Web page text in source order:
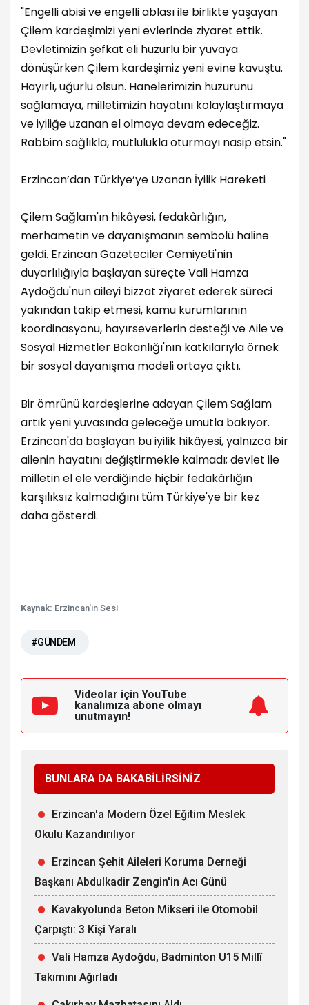
"Engelli abisi ve engelli ablası ile birlikte yaşayan
Çilem kardeşimizi yeni evlerinde ziyaret ettik.
Devletimizin şefkat eli huzurlu bir yuvaya
dönüşürken Çilem kardeşimiz yeni evine kavuştu.
Hayırlı, uğurlu olsun. Hanelerimizin huzurunu
sağlamaya, milletimizin hayatını kolaylaştırmaya
ve iyiliğe uzanan el olmaya devam edeceğiz.
Rabbim sağlıkla, mutlulukla oturmayı nasip etsin."
Erzincan’dan Türkiye’ye Uzanan İyilik Hareketi
Çilem Sağlam'ın hikâyesi, fedakârlığın,
merhametin ve dayanışmanın sembolü haline
geldi. Erzincan Gazeteciler Cemiyeti'nin
duyarlılığıyla başlayan süreçte Vali Hamza
Aydoğdu'nun aileyi bizzat ziyaret ederek süreci
yakından takip etmesi, kamu kurumlarının
koordinasyonu, hayırseverlerin desteği ve Aile ve
Sosyal Hizmetler Bakanlığı'nın katkılarıyla örnek
bir sosyal dayanışma modeli ortaya çıktı.
Bir ömrünü kardeşlerine adayan Çilem Sağlam
artık yeni yuvasında geleceğe umutla bakıyor.
Erzincan'da başlayan bu iyilik hikâyesi, yalnızca bir
ailenin hayatını değiştirmekle kalmadı; devlet ile
milletin el ele verdiğinde hiçbir fedakârlığın
karşılıksız kalmadığını tüm Türkiye'ye bir kez
daha gösterdi.
Kaynak: Erzincan'ın Sesi
#GÜNDEM
Videolar için YouTube
kanalımıza abone olmayı
unutmayın!
BUNLARA DA BAKABİLİRSİNİZ
Erzincan'a Modern Özel Eğitim Meslek
Okulu Kazandırılıyor
Erzincan Şehit Aileleri Koruma Derneği
Başkanı Abdulkadir Zengin'in Acı Günü
Kavakyolunda Beton Mikseri ile Otomobil
Çarpıştı: 3 Kişi Yaralı
Vali Hamza Aydoğdu, Badminton U15 Millî
Takımını Ağırladı